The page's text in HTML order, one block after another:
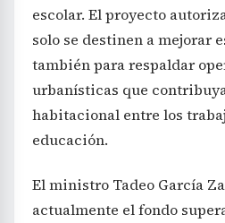
escolar. El proyecto
solo se destinen a mejorar
también para respaldar
urbanísticas que
habitacional entre los
educación.
El ministro Tadeo García
actualmente el fondo